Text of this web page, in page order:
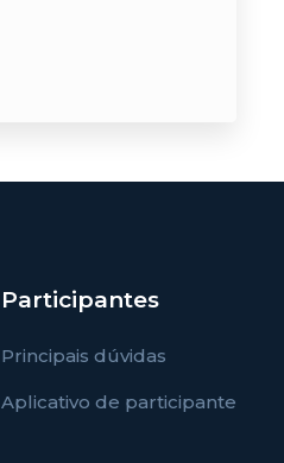
Participantes
Principais dúvidas
Aplicativo de participante